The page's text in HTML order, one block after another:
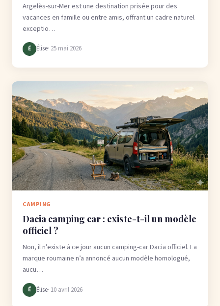
Argelès-sur-Mer est une destination prisée pour des
vacances en famille ou entre amis, offrant un cadre naturel
exceptio…
É Élise· 25 mai 2026
CAMPING
Dacia camping car : existe-t-il un modèle
officiel ?
Non, il n’existe à ce jour aucun camping-car Dacia officiel. La
marque roumaine n’a annoncé aucun modèle homologué,
aucu…
É Élise· 10 avril 2026